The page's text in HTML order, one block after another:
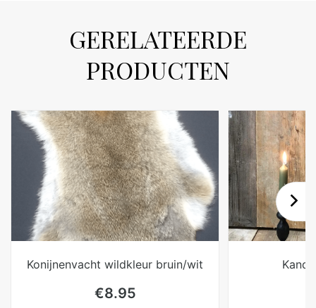
GERELATEERDE
PRODUCTEN
Konijnenvacht wildkleur bruin/wit
€8.95